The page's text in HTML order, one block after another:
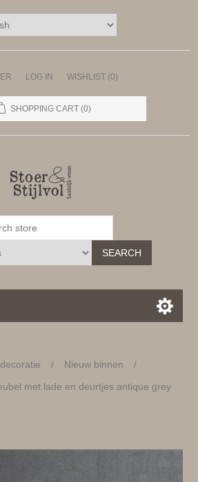
LOG IN WISHLIST (0)
SHOPPING CART (0)
SEARCH
/ Nieuw binnen
/
met lade en deurtjes antique grey